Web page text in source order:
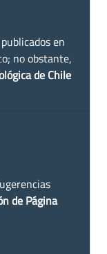
en
no obstante,
de Chile
de Página